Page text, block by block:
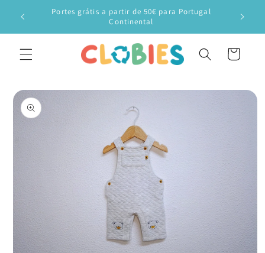
para o
Portes grátis a partir de 50€ para Portugal
Continental
Veste
Carrinho
a
informação
do produto